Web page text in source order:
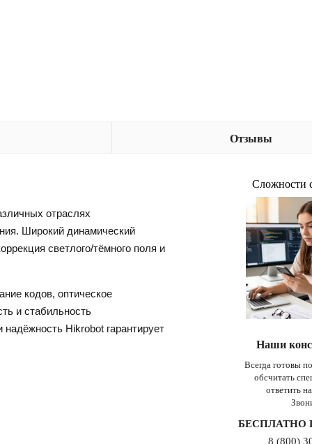
Отзывы
отраслях
Широкий динамический
светлого/тёмного поля и
кодов, оптическое
и стабильность
Hikrobot гарантирует
Сложности
Наши
Всегда готовы
обсчитать
ответить
БЕСПЛАТНО
8 (800)